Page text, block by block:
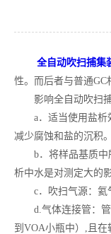
全自动吹扫捕集
性。而后者与普通
影响全自动吹扫捕
a．适当使用盐析效
减少腐蚀和盐的沉积
b．将样品基质中所
析中水是对测定大的
c．吹扫气源：氦气
d.气体连接管：管
到VOA小瓶中）,且